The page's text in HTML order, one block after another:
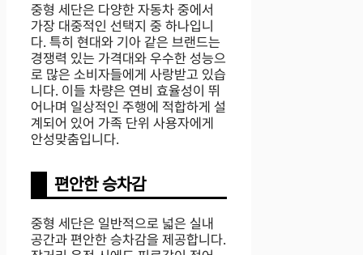
중형 세단은 다양한 자동차 중에서
가장 대중적인 선택지 중 하나입니
다. 특히 현대와 기아 같은 브랜드는
경쟁력 있는 가격대와 우수한 성능으
로 많은 소비자들에게 사랑받고 있습
니다. 이들 차량은 연비 효율성이 뛰
어나며 일상적인 주행에 적합하게 설
계되어 있어 가족 단위 사용자에게
안성맞춤입니다.
편안한 승차감
중형 세단은 일반적으로 넓은 실내
공간과 편안한 승차감을 제공합니다.